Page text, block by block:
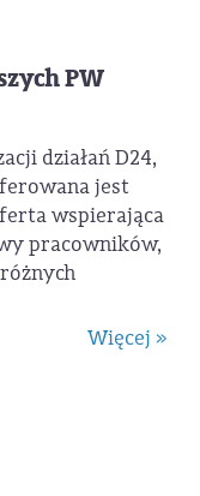
PW
działań D24,
jest
wspierająca
pracowników,
Więcej »